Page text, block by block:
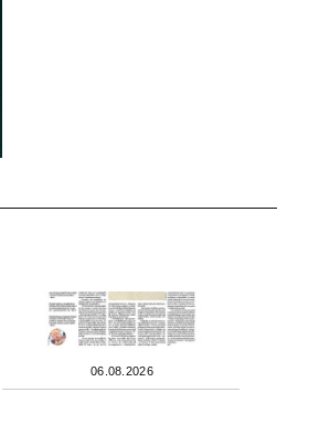
06.08.2026